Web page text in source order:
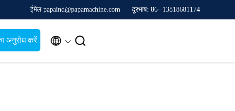
ईमेल papaind@papamachine.com दूरभाष: 86--13818681174
अनुरोध करें  